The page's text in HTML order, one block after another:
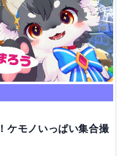
ケモノいっぱい集合撮